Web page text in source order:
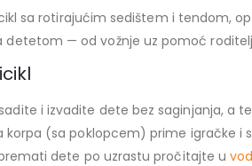
sa rotirajućim sedištem i tendom,
detetom — od vožnje uz pomoć
i izvadite dete bez saginjanja, a
korpa (sa poklopcem) prime igračke
dete po uzrastu pročitajte u